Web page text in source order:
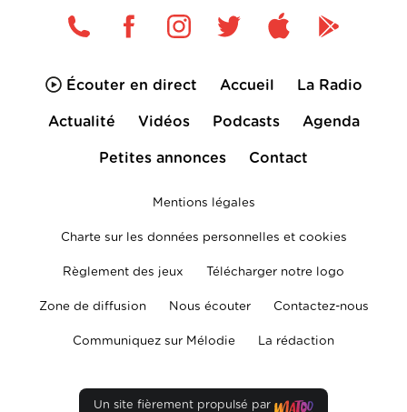
Écouter en direct Accueil La Radio
Actualité Vidéos Podcasts Agenda
Petites annonces Contact
Mentions légales
Charte sur les données personnelles et cookies
Règlement des jeux Télécharger notre logo
Zone de diffusion Nous écouter Contactez-nous
Communiquez sur Mélodie La rédaction
Un site fièrement propulsé par